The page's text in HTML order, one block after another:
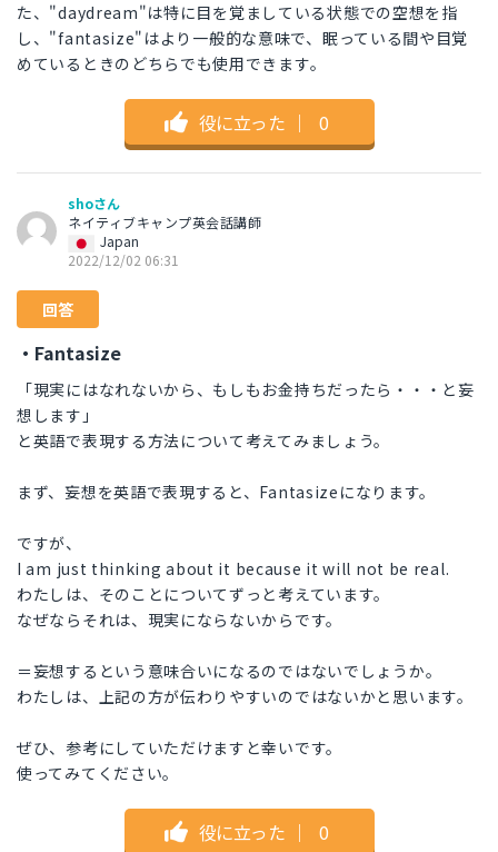
た、"daydream"は特に目を覚ましている状態での空想を指
し、"fantasize"はより一般的な意味で、眠っている間や目覚
めているときのどちらでも使用できます。
役に立った ｜ 0
shoさん
ネイティブキャンプ英会話講師
Japan
2022/12/02 06:31
回答
・Fantasize
「現実にはなれないから、もしもお金持ちだったら・・・と妄
想します」
と英語で表現する方法について考えてみましょう。
まず、妄想を英語で表現すると、Fantasizeになります。
ですが、
I am just thinking about it because it will not be real.
わたしは、そのことについてずっと考えています。
なぜならそれは、現実にならないからです。
＝妄想するという意味合いになるのではないでしょうか。
わたしは、上記の方が伝わりやすいのではないかと思います。
ぜひ、参考にしていただけますと幸いです。
使ってみてください。
役に立った ｜ 0